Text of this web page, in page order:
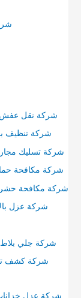
شركة نقل عفش بالاحساء
شركة تنظيف بالاحساء
شركة تسليك مجاري بالاحساء
شركة مكافحة حمام بالاحساء
شركة مكافحة حشرات بالاحساء
شركة عزل بالاحساء خصم
شركة جلي بلاط بالاحساء
شركة عزل خزانات بالاحساء